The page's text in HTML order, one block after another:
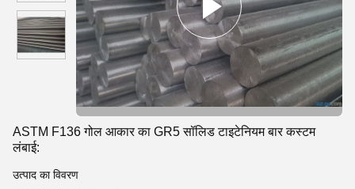
ASTM F136 गोल आकार का GR5 सॉलिड टाइटेनियम बार कस्टम
लंबाई:
उत्पाद का विवरण